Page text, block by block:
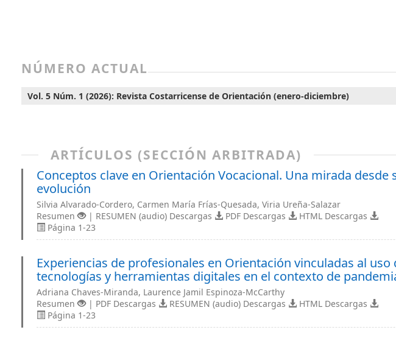
NÚMERO ACTUAL
Vol. 5 Núm. 1 (2026): Revista Costarricense de Orientación (enero-diciembre)
ARTÍCULOS (SECCIÓN ARBITRADA)
Conceptos clave en Orientación Vocacional. Una mirada desde
evolución
Silvia Alvarado-Cordero, Carmen María Frías-Quesada, Viria Ureña-Salazar
Resumen
| RESUMEN (audio) Descargas PDF Descargas
HTML Descargas
Página 1-23
Experiencias de profesionales en Orientación vinculadas al uso
tecnologías y herramientas digitales en el contexto de
Adriana Chaves-Miranda, Laurence Jamil Espinoza-McCarthy
Resumen
| PDF Descargas RESUMEN (audio) Descargas
HTML Descargas
Página 1-23